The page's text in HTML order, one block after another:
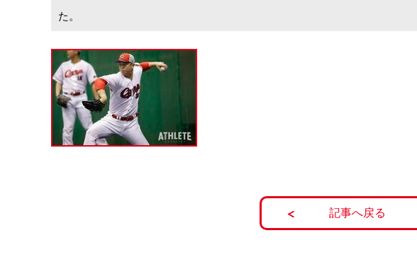
た。
記事へ戻る